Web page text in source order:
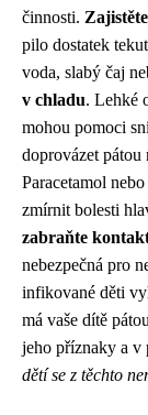
činnosti.
pilo dostatek
voda, slabý čaj
v chladu. Lehké
mohou pomoci
doprovázet pátou
Paracetamol
zmírnit bolesti
zabraňte
nebezpečná pro
infikované děti
má vaše dítě
jeho příznaky a v
dětí se z těchto